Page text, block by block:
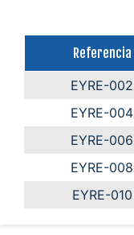
Referencia
EYRE-002
EYRE-004
EYRE-006
EYRE-008
EYRE-010